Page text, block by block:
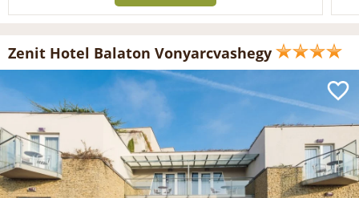
Zenit Hotel Balaton Vonyarcvashegy